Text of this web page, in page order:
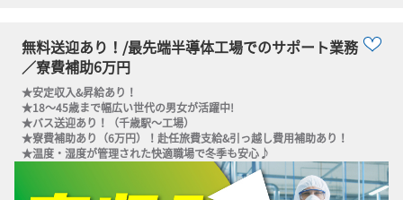
無料送迎あり！/最先端半導体工場でのサポート業務
／寮費補助6万円
★安定収入&昇給あり！
★18～45歳まで幅広い世代の男女が活躍中!
★バス送迎あり！（千歳駅～工場）
★寮費補助あり（6万円）！赴任旅費支給&引っ越し費用補助あり！
★温度・湿度が管理された快適職場で冬季も安心♪